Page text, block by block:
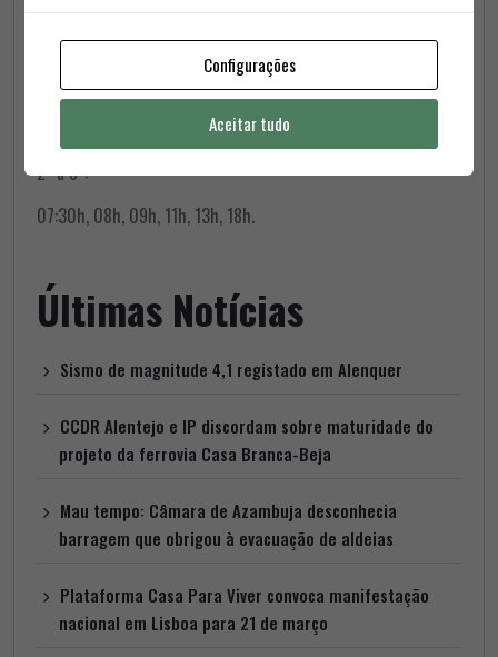
actualidade informativa mais relevante.
A informação regional (“Regiões”), surge em 7 blocos diários:
02h, 04h, 06h, 08:30h, 09:30h, 16h, 19h.
A Informação nacional e internacional surge em 6 blocos de
2ª a 6ª:
07:30h, 08h, 09h, 11h, 13h, 18h.
Últimas Notícias
Sismo de magnitude 4,1 registado em Alenquer
CCDR Alentejo e IP discordam sobre maturidade do
projeto da ferrovia Casa Branca-Beja
Mau tempo: Câmara de Azambuja desconhecia
barragem que obrigou à evacuação de aldeias
Plataforma Casa Para Viver convoca manifestação
nacional em Lisboa para 21 de março
Configurações
Aceitar tudo